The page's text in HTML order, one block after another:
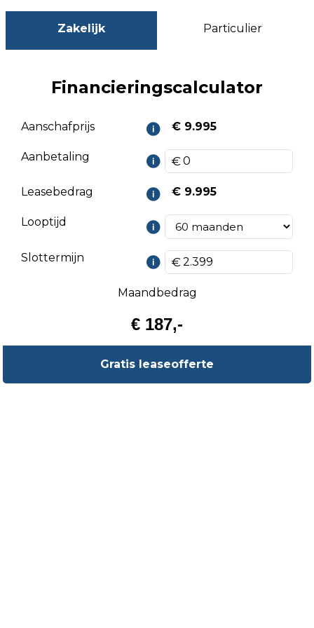
Zakelijk Particulier
Financieringscalculator
Aanschafprijs € 9.995
Aanbetaling
Leasebedrag € 9.995
Looptijd
Slottermijn
Maandbedrag
€ 187,-
Gratis leaseofferte